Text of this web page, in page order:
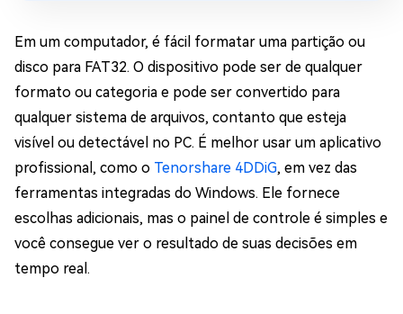
Em um computador, é fácil formatar uma partição ou
disco para FAT32. O dispositivo pode ser de qualquer
formato ou categoria e pode ser convertido para
qualquer sistema de arquivos, contanto que esteja
visível ou detectável no PC. É melhor usar um aplicativo
profissional, como o Tenorshare 4DDiG, em vez das
ferramentas integradas do Windows. Ele fornece
escolhas adicionais, mas o painel de controle é simples e
você consegue ver o resultado de suas decisões em
tempo real.